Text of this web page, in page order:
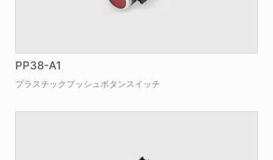
PP38-A1
プラスチックプッシュボタンスイッチ